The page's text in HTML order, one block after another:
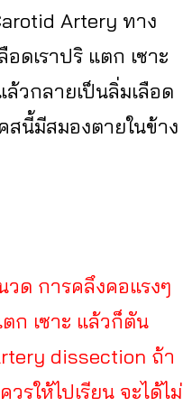
Artery ทาง
ดเราปริ แตก เซาะ
ล้วกลายเป็นลิ่มเลือด
สนี้มีสมองตายในข้าง
ด การคลึงคอแรงๆ
ตก เซาะ แล้วก็ตัน
dissection ถ้า
รให้ไปเรียน จะได้ไม่